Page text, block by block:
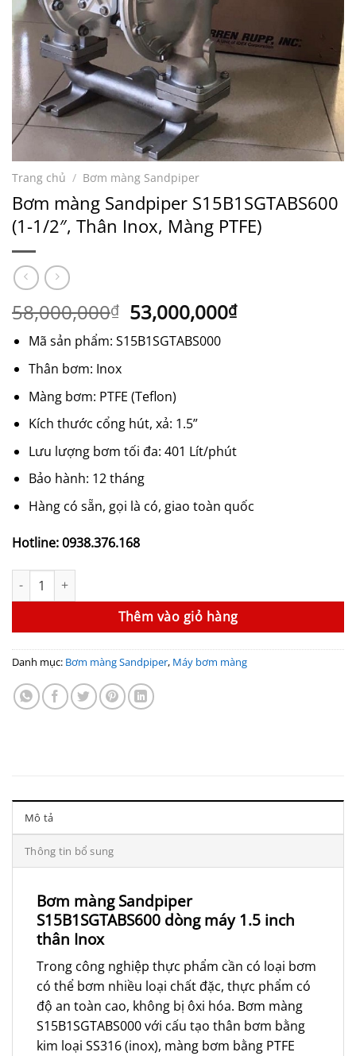
Trang chủ / Bơm màng Sandpiper
Bơm màng Sandpiper S15B1SGTABS600
(1-1/2″, Thân Inox, Màng PTFE)
58,000,000₫ Giá
gốc
là:
53,000,000₫Giá
Mã sản phẩm: S15B1SGTABS000
Thân bơm: Inox
Màng bơm: PTFE (Teflon)
Kích thước cổng hút, xả: 1.5”
Lưu lượng bơm tối đa: 401 Lít/phút
Bảo hành: 12 tháng
Hàng có sẵn, gọi là có, giao toàn quốc
Hotline: 0938.376.168
Bơm màng Sandpiper S15B1SGTABS600 (1-1/2", Thân Inox,
Thêm vào giỏ hàng
Danh mục: Bơm màng Sandpiper, Máy bơm màng
Mô tả
Thông tin bổ sung
Bơm màng Sandpiper
S15B1SGTABS600 dòng máy 1.5 inch
thân Inox
Trong công nghiệp thực phẩm cần có loại bơm
có thể bơm nhiều loại chất đặc, thực phẩm có
độ an toàn cao, không bị ôxi hóa. Bơm màng
S15B1SGTABS000 với cấu tạo thân bơm bằng
kim loại SS316 (inox), màng bơm bằng PTFE